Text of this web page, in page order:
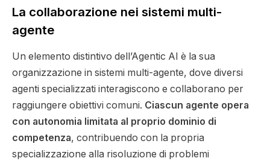
La collaborazione nei sistemi multi-
agente
Un elemento distintivo dell’Agentic AI è la sua
organizzazione in sistemi multi-agente, dove diversi
agenti specializzati interagiscono e collaborano per
raggiungere obiettivi comuni. Ciascun agente opera
con autonomia limitata al proprio dominio di
competenza, contribuendo con la propria
specializzazione alla risoluzione di problemi